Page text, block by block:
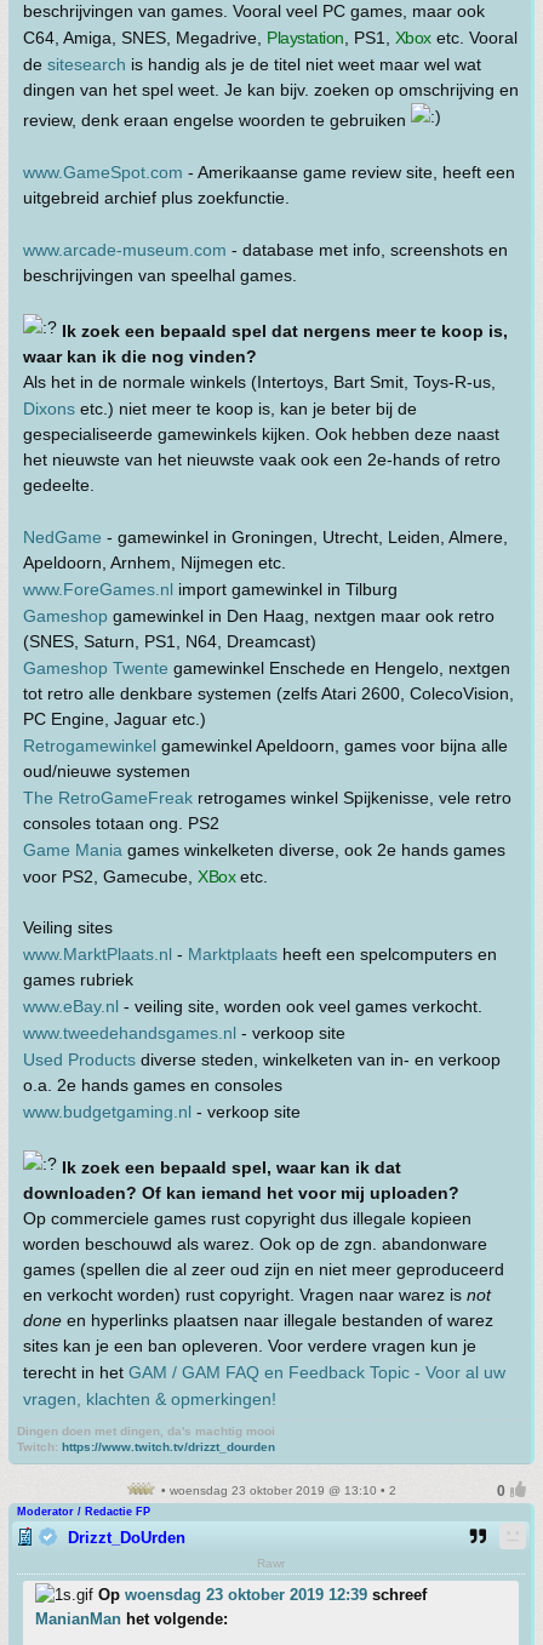
beschrijvingen van games. Vooral veel PC games, maar ook
C64, Amiga, SNES, Megadrive, Playstation , PS1, Xboxetc. Vooral
de sitesearch is handig als je de titel niet weet maar wel wat
dingen van het spel weet. Je kan bijv. zoeken op omschrijving en
review, denk eraan engelse woorden te gebruiken
www.GameSpot.com - Amerikaanse game review site, heeft een
uitgebreid archief plus zoekfunctie.
www.arcade-museum.com - database met info, screenshots en
beschrijvingen van speelhal games.
Ik zoek een bepaald spel dat nergens meer te koop is,
waar kan ik die nog vinden?
Als het in de normale winkels (Intertoys, Bart Smit, Toys-R-us,
Dixons etc.) niet meer te koop is, kan je beter bij de
gespecialiseerde gamewinkels kijken. Ook hebben deze naast
het nieuwste van het nieuwste vaak ook een 2e-hands of retro
gedeelte.
NedGame - gamewinkel in Groningen, Utrecht, Leiden, Almere,
Apeldoorn, Arnhem, Nijmegen etc.
www.ForeGames.nl import gamewinkel in Tilburg
Gameshop gamewinkel in Den Haag, nextgen maar ook retro
(SNES, Saturn, PS1, N64, Dreamcast)
Gameshop Twente gamewinkel Enschede en Hengelo, nextgen
tot retro alle denkbare systemen (zelfs Atari 2600, ColecoVision,
PC Engine, Jaguar etc.)
Retrogamewinkel gamewinkel Apeldoorn, games voor bijna alle
oud/nieuwe systemen
The RetroGameFreak retrogames winkel Spijkenisse, vele retro
consoles totaan ong. PS2
Game Mania games winkelketen diverse, ook 2e hands games
voor PS2, Gamecube, XBoxetc.
Veiling sites
www.MarktPlaats.nl - Marktplaats heeft een spelcomputers en
games rubriek
www.eBay.nl - veiling site, worden ook veel games verkocht.
www.tweedehandsgames.nl - verkoop site
Used Products diverse steden, winkelketen van in- en verkoop
o.a. 2e hands games en consoles
www.budgetgaming.nl - verkoop site
Ik zoek een bepaald spel, waar kan ik dat
downloaden? Of kan iemand het voor mij uploaden?
Op commerciele games rust copyright dus illegale kopieen
worden beschouwd als warez. Ook op de zgn. abandonware
games (spellen die al zeer oud zijn en niet meer geproduceerd
en verkocht worden) rust copyright. Vragen naar warez is not
done en hyperlinks plaatsen naar illegale bestanden of warez
sites kan je een ban opleveren. Voor verdere vragen kun je
terecht in het GAM / GAM FAQ en Feedback Topic - Voor al uw
vragen, klachten & opmerkingen!
Dingen doen met dingen, da's machtig mooi
Twitch: https://www.twitch.tv/drizzt_dourden
• woensdag 23 oktober 2019 @ 13:10 • 2
Moderator / Redactie FP
Drizzt_DoUrden
Rawr
Op woensdag 23 oktober 2019 12:39 schreef
ManianMan het volgende: